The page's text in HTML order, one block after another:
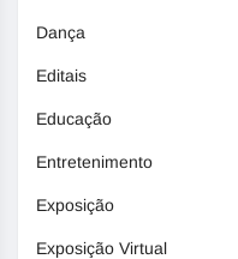
Dança
Editais
Educação
Entretenimento
Exposição
Exposição Virtual